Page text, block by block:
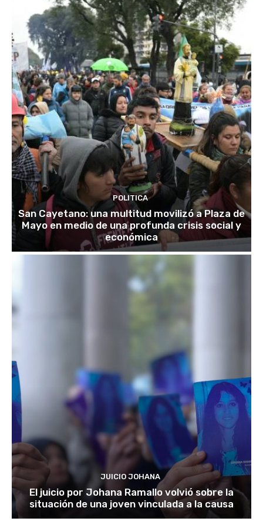
POLITICA
San Cayetano: una multitud movilizó a Plaza de
Mayo en medio de una profunda crisis social y
económica
JUICIO JOHANA
El juicio por Johana Ramallo volvió sobre la
situación de una joven vinculada a la causa